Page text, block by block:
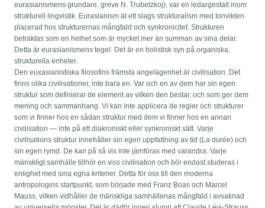
eurasianismens grundare, greve N. Trubetzkoj), var en ledargestalt inom
strukturell lingvistik. Eurasianism ät ett slags strukturalism med tonvikten
placerad hos strukturernas mångfald och synkronicitet. Strukturen
betraktas som en helhet som är mycket mer än summan av sina delar.
Detta är eurasianismens tegel. Det är en holistisk syn på organiska,
strukturella enheter.
Den euxasianistiska filosofins främsta angelägenhet är civilisation. Det
finns olika civilisationer, inte bara en. Var och en av dem har sin egen
struktur som definierar de element av vilken den bestar, och som ger dem
mening och sammanhang. Vi kan inte applicera de regler och strukturer
som vi finner hos en sådan struktur med dem vi finner hos en annan
civilisation — inte på ett diakroniskt eller synkroniskt sätt. Varje
civilisations struktur innehåller sin egen uppfattning av tid (La durée) och
sin egen rymd. De kan på så vis inte jämföras med varandra. Varje
mänskligt samhälle tillhör en viss civilisation och bör endast studeras i
enlighet med sina egna kriterier. Detta för oss till den moderna
antropologins startpunkt, som började med Franz Boas och Marcel
Mauss, vilken vidhåller de mänskliga samhällenas mångfald i avsaknad